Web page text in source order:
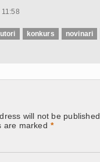
konkurs novinari
will not be published.
are marked *